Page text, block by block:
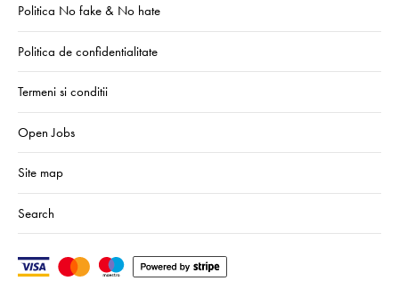
Politica No fake & No hate
Politica de confidentialitate
Termeni si conditii
Open Jobs
Site map
Search